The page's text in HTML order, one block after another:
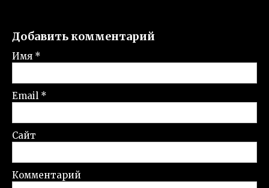
Добавить комментарий
Имя *
Email *
Сайт
Комментарий